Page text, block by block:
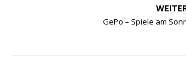
GePo – Spiele am